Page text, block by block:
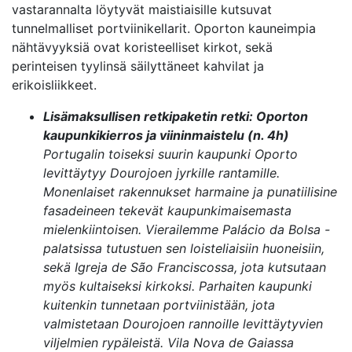
vastarannalta löytyvät maistiaisille kutsuvat
tunnelmalliset portviinikellarit. Oporton kauneimpia
nähtävyyksiä ovat koristeelliset kirkot, sekä
perinteisen tyylinsä säilyttäneet kahvilat ja
erikoisliikkeet.
Lisämaksullisen retkipaketin retki: Oporton
kaupunkikierros ja viininmaistelu (n. 4h)
Portugalin toiseksi suurin kaupunki Oporto
levittäytyy Dourojoen jyrkille rantamille.
Monenlaiset rakennukset harmaine ja punatiilisine
fasadeineen tekevät kaupunkimaisemasta
mielenkiintoisen. Vierailemme Palácio da Bolsa -
palatsissa tutustuen sen loisteliaisiin huoneisiin,
sekä Igreja de São Franciscossa, jota kutsutaan
myös kultaiseksi kirkoksi. Parhaiten kaupunki
kuitenkin tunnetaan portviinistään, jota
valmistetaan Dourojoen rannoille levittäytyvien
viljelmien rypäleistä. Vila Nova de Gaiassa